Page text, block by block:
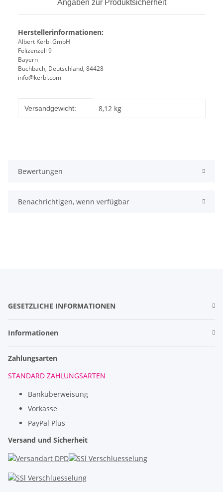
Angaben zur Produktsicherheit
Herstellerinformationen:
Albert Kerbl GmbH
Felizenzell 9
Bayern
Buchbach, Deutschland, 84428
info@kerbl.com
Produkteigenschaft
Wert
Versandgewicht: 8,12 kg
Bewertungen
Benachrichtigen, wenn verfügbar
GESETZLICHE INFORMATIONEN
Informationen
Zahlungsarten
STANDARD ZAHLUNGSARTEN
Banküberweisung
Vorkasse
PayPal Plus
Versand und Sicherheit